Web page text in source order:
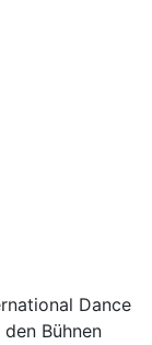
Dance
Bühnen